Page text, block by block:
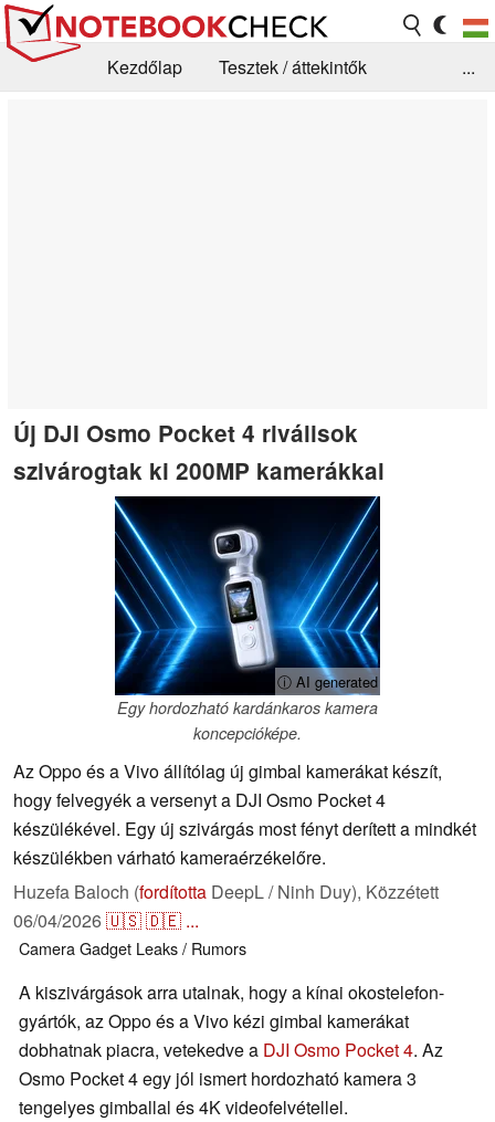
Kezdőlap
Tesztek / áttekintők
...
Új DJI Osmo Pocket 4 riválisok
szivárogtak ki 200MP kamerákkal
ⓘ AI generated
Egy hordozható kardánkaros kamera
koncepcióképe.
Az Oppo és a Vivo állítólag új gimbal kamerákat készít,
hogy felvegyék a versenyt a DJI Osmo Pocket 4
készülékével. Egy új szivárgás most fényt derített a mindkét
készülékben várható kameraérzékelőre.
Huzefa Baloch (fordította DeepL / Ninh Duy), Közzétett
06/04/2026🇺🇸🇩🇪 ...
CameraGadget Leaks / Rumors
A kiszivárgások arra utalnak, hogy a kínai okostelefon-
gyártók, az Oppo és a Vivo kézi gimbal kamerákat
dobhatnak piacra, vetekedve a DJI Osmo Pocket 4. Az
Osmo Pocket 4 egy jól ismert hordozható kamera 3
tengelyes gimballal és 4K videofelvétellel.